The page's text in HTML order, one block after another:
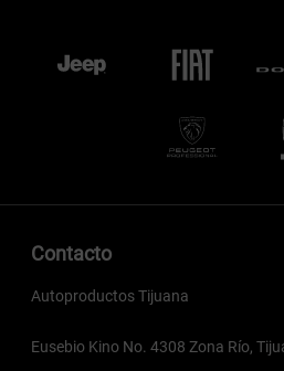
Contacto
Autoproductos Tijuana
Eusebio Kino No. 4308 Zona Río,